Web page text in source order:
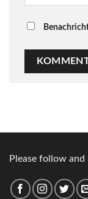
Please follow and